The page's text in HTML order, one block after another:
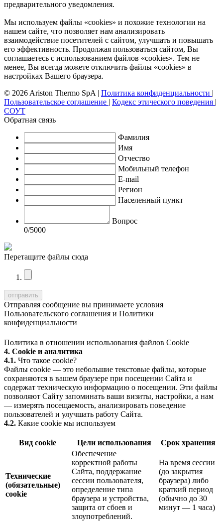
предварительного уведомления.
Мы используем файлы «cookies» и похожие технологии на
нашем сайте, что позволяет нам анализировать
взаимодействие посетителей с сайтом, улучшать и повышать
его эффективность. Продолжая пользоваться сайтом, Вы
соглашаетесь с использованием файлов «cookies». Тем не
менее, Вы всегда можете отключить файлы «cookies» в
настройках Вашего браузера.
© 2026 Ariston Thermo SpA | Политика конфиденциальности |
Пользовательское соглашение | Кодекс этического поведения |
СОУТ
Обратная связь
Фамилия
Имя
Отчество
Мобильный телефон
E-mail
Регион
Населенный пункт
Вопрос
0/5000
Перетащите файлы сюда
Отправляя сообщение вы принимаете условия
Пользовательского соглашения и Политики
конфиденциальности
Политика в отношении использования файлов Cookie
4. Cookie и аналитика
4.1. Что такое cookie?
Файлы cookie — это небольшие текстовые файлы, которые
сохраняются в вашем браузере при посещении Сайта и
содержат техническую информацию о посещении. Эти файлы
позволяют Сайту запоминать ваши визиты, настройки, а нам
— измерять посещаемость, анализировать поведение
пользователей и улучшать работу Сайта.
4.2. Какие cookie мы используем
Вид cookie Цели использования Срок хранения
Технические
(обязательные)
cookie
Обеспечение
корректной работы
Сайта, поддержание
сессии пользователя,
определение типа
браузера и устройства,
защита от сбоев и
злоупотреблений.
На время сессии
(до закрытия
браузера) либо
краткий период
(обычно до 30
минут — 1 часа)